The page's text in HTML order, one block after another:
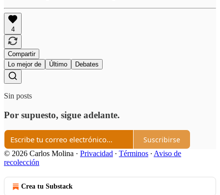
4
Compartir
Lo mejor de
Último Debates
Sin posts
Por supuesto, sigue adelante.
Suscribirse
© 2026 Carlos Molina · Privacidad ∙ Términos ∙ Aviso de
recolección
Crea tu Substack